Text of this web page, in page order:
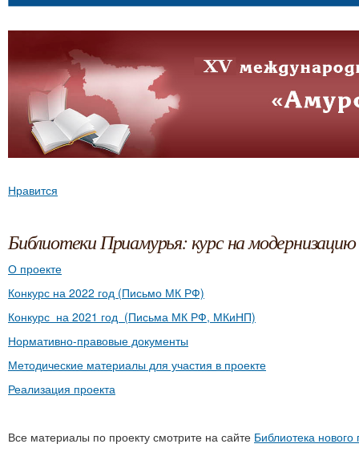
Нравится
Библиотеки Приамурья: курс на модернизацию
О проекте
Конкурс на 2022 год (Письмо МК РФ)
Конкурс на 2021 год (Письма МК РФ, МКиНП)
Нормативно-правовые документы
Методические материалы для участия в проекте
Реализация проекта
Все материалы по проекту смотрите на сайте Библиотека нового